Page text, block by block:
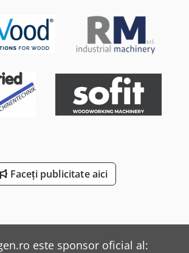
Faceți publicitate aici
este sponsor oficial al: